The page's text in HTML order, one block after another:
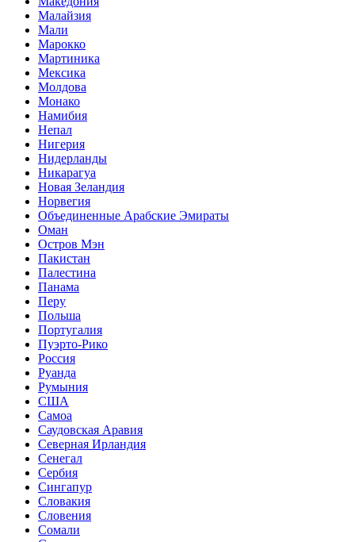
Малайзия
Мали
Марокко
Мартиника
Мексика
Молдова
Монако
Намибия
Непал
Нигерия
Нидерланды
Никарагуа
Новая Зеландия
Норвегия
Объединенные Арабские Эмираты
Оман
Остров Мэн
Пакистан
Палестина
Панама
Перу
Польша
Португалия
Пуэрто-Рико
Россия
Руанда
Румыния
США
Самоа
Саудовская Аравия
Северная Ирландия
Сенегал
Сербия
Сингапур
Словакия
Словения
Сомали